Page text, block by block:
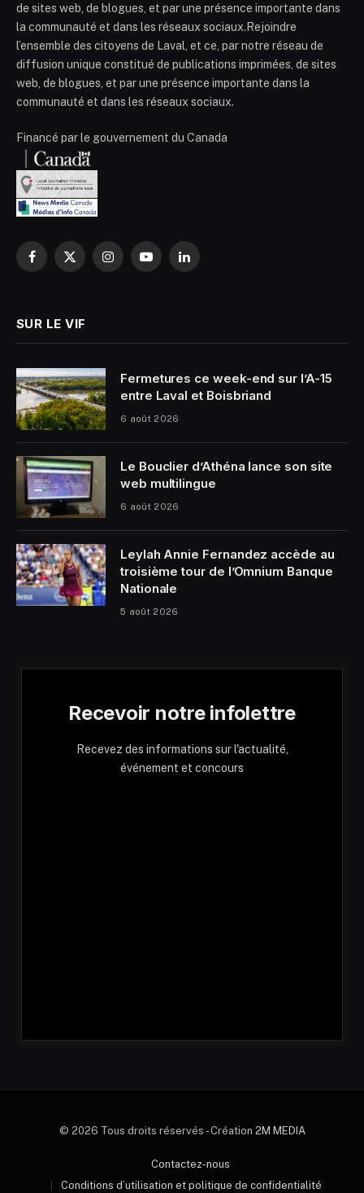
de sites web, de blogues, et par une présence importante dans
la communauté et dans les réseaux sociaux.Rejoindre
l’ensemble des citoyens de Laval, et ce, par notre réseau de
diffusion unique constitué de publications imprimées, de sites
web, de blogues, et par une présence importante dans la
communauté et dans les réseaux sociaux.
Financé par le gouvernement du Canada
Facebook
X
InstagramYouTubeLinkedIn
SUR LE VIF
Fermetures ce week-end sur l’A-15
entre Laval et Boisbriand
6 août 2026
Le Bouclier d’Athéna lance son site
web multilingue
6 août 2026
Leylah Annie Fernandez accède au
troisième tour de l’Omnium Banque
Nationale
5 août 2026
Recevoir notre infolettre
Recevez des informations sur l'actualité,
événement et concours
© 2026 Tous droits réservés - Création 2M MEDIA
Contactez-nous
Conditions d’utilisation et politique de confidentialité